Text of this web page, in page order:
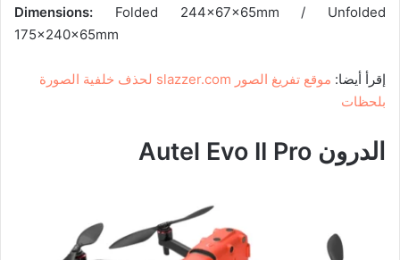
Dimensions: Folded 244x67x65mm / Unfolded
175x240x65mm
إقرأ أيضا:
موقع تفريغ الصور slazzer.com لحذف خلفية الصورة
بلحظات
الدرون Autel Evo II Pro